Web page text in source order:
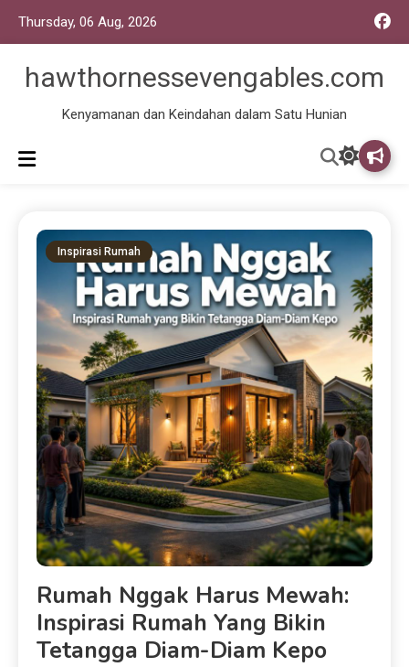
Thursday, 06 Aug, 2026
hawthornessevengables.com
Kenyamanan dan Keindahan dalam Satu Hunian
Inspirasi Rumah
Rumah Nggak Harus Mewah:
Inspirasi Rumah Yang Bikin
Tetangga Diam-Diam Kepo